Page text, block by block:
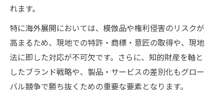
れます。
特に海外展開においては、模倣品や権利侵害のリスクが
高まるため、現地での特許・商標・意匠の取得や、現地
法に即した対応が不可欠です。さらに、知的財産を軸と
したブランド戦略や、製品・サービスの差別化もグロー
バル競争で勝ち抜くための重要な要素となります。